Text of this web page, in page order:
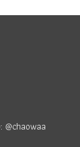
@chaowaa